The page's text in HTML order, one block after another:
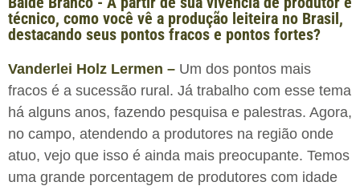
técnico, como você vê a produção leiteira no Brasil,
destacando seus pontos fracos e pontos fortes?
Vanderlei Holz Lermen – Um dos pontos mais
fracos é a sucessão rural. Já trabalho com esse tema
há alguns anos, fazendo pesquisa e palestras. Agora,
no campo, atendendo a produtores na região onde
atuo, vejo que isso é ainda mais preocupante. Temos
uma grande porcentagem de produtores com idade